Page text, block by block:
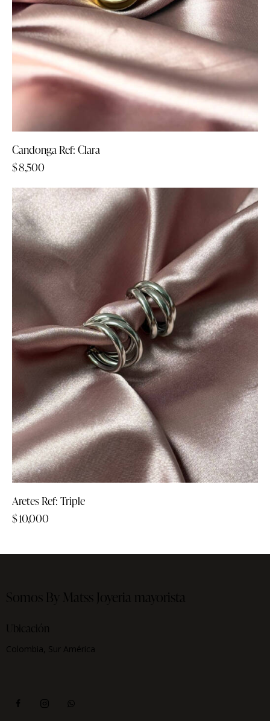
Candonga Ref: Clara
$8,500
Aretes Ref: Triple
$10,000
Somos By Matss Joyeria mayorista
Ubicación
Colombia, Sur América